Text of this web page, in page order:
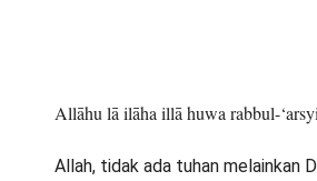
Allāhu lā ilāha illā huwa rabbul-
Allah, tidak ada tuhan melainkan